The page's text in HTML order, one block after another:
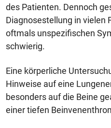
des Patienten. Dennoch
Diagnosestellung in vielen
oftmals unspezifischen
schwierig.
Eine körperliche
Hinweise auf eine
besonders auf die Beine
einer tiefen